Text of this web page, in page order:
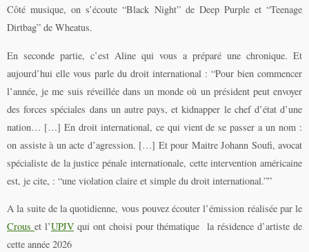
Côté musique, on s’écoute “Black Night” de Deep Purple et “Teenage
Dirtbag” de Wheatus.
En seconde partie, c’est Aline qui vous a préparé une chronique. Et
aujourd’hui elle vous parle du droit international : “Pour bien commencer
l’année, je me suis réveillée dans un monde où un président peut envoyer
des forces spéciales dans un autre pays, et kidnapper le chef d’état d’une
nation… […] En droit international, ce qui vient de se passer a un nom :
on assiste à un acte d’agression. […] Et pour Maitre Johann Soufi, avocat
spécialiste de la justice pénale internationale, cette intervention américaine
est, je cite, : “une violation claire et simple du droit international.””
A la suite de la quotidienne, vous pouvez écouter l’émission réalisée par le
Crous et l’UPJVqui ont choisi pour thématique la résidence d’artiste de
cette année 2026